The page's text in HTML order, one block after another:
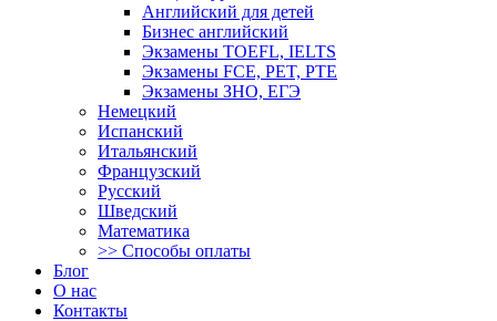
Английский для детей
Бизнес английский
Экзамены TOEFL, IELTS
Экзамены FCE, PET, PTE
Экзамены ЗНО, ЕГЭ
Немецкий
Испанский
Итальянский
Французский
Русский
Шведский
Математика
>> Способы оплаты
Блог
О нас
Контакты